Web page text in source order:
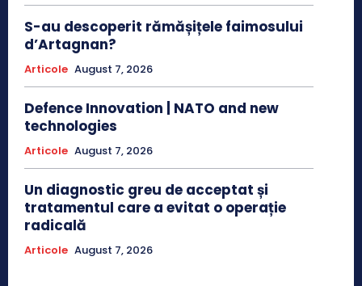
S-au descoperit rămășițele faimosului
d’Artagnan?
Articole August 7, 2026
Defence Innovation | NATO and new
technologies
Articole August 7, 2026
Un diagnostic greu de acceptat și
tratamentul care a evitat o operație
radicală
Articole August 7, 2026